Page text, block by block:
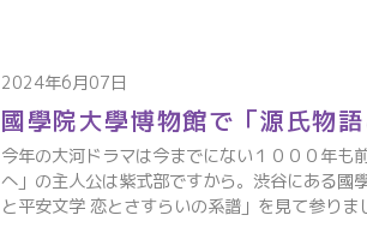
2024年6月07日
國學院大學博物館で「源氏物語
今年の大河ドラマは今までにない１０００年も
へ」の主人公は紫式部ですから。渋谷にある國
と平安文学 恋とさすらいの系譜」を見て参り